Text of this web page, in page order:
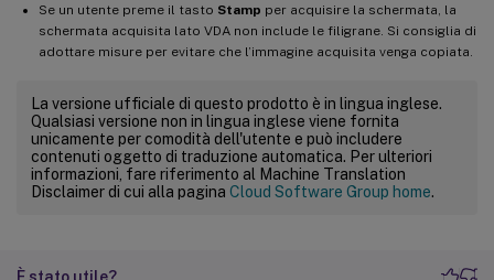
Se un utente preme il tasto Stamp per acquisire la schermata, la
schermata acquisita lato VDA non include le filigrane. Si consiglia di
adottare misure per evitare che l’immagine acquisita venga copiata.
La versione ufficiale di questo prodotto è in lingua inglese.
Qualsiasi versione non in lingua inglese viene fornita
unicamente per comodità dell'utente e può includere
contenuti oggetto di traduzione automatica. Per ulteriori
informazioni, fare riferimento al Machine Translation
Disclaimer di cui alla pagina Cloud Software Group home.
È stato utile?